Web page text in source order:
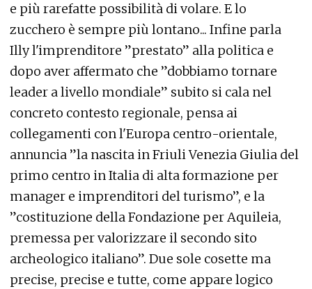
e più rarefatte possibilità di volare. E lo
zucchero è sempre più lontano... Infine parla
Illy l'imprenditore ”prestato” alla politica e
dopo aver affermato che ”dobbiamo tornare
leader a livello mondiale” subito si cala nel
concreto contesto regionale, pensa ai
collegamenti con l'Europa centro-orientale,
annuncia ”la nascita in Friuli Venezia Giulia del
primo centro in Italia di alta formazione per
manager e imprenditori del turismo”, e la
”costituzione della Fondazione per Aquileia,
premessa per valorizzare il secondo sito
archeologico italiano”. Due sole cosette ma
precise, precise e tutte, come appare logico